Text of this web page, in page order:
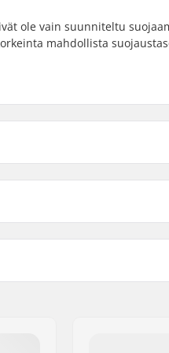
ole vain suunniteltu
mahdollista
Pro Park Polvisuojat:
Removable